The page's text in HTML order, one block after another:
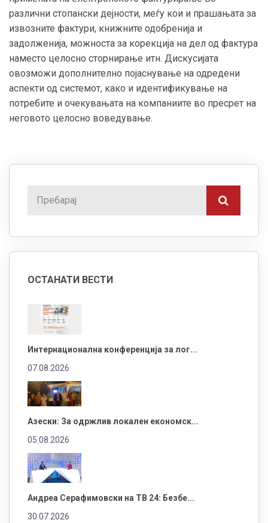
различни стопански дејности, меѓу кои и прашањата за
извозните фактури, книжните одобренија и
задолженија, можноста за корекција на дел од фактура
наместо целосно сторнирање итн. Дискусијата
овозможи дополнително појаснување на одредени
аспекти од системот, како и идентификување на
потребите и очекувањата на компаниите во пресрет на
неговото целосно воведување.
ОСТАНАТИ ВЕСТИ
Интернационална конференција за лог...
07.08.2026
Азески: За одржлив локален економск...
05.08.2026
Андреа Серафимовски на ТВ 24: Безбе...
30.07.2026